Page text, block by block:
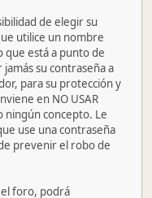
de elegir su
utilice un nombre
que está a punto de
su contraseña a
para su protección y
en NO USAR
ningún concepto. Le
use una contraseña
prevenir el robo de
foro, podrá